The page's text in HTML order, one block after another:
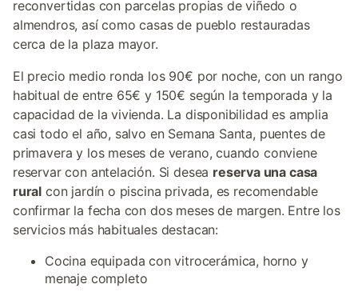
reconvertidas con parcelas propias de viñedo o
almendros, así como casas de pueblo restauradas
cerca de la plaza mayor.
El precio medio ronda los 90€ por noche, con un rango
habitual de entre 65€ y 150€ según la temporada y la
capacidad de la vivienda. La disponibilidad es amplia
casi todo el año, salvo en Semana Santa, puentes de
primavera y los meses de verano, cuando conviene
reservar con antelación. Si desea reserva una casa
rural con jardín o piscina privada, es recomendable
confirmar la fecha con dos meses de margen. Entre los
servicios más habituales destacan:
Cocina equipada con vitrocerámica, horno y
menaje completo